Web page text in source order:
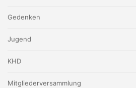
Gedenken
Jugend
KHD
Mitgliederversammlung